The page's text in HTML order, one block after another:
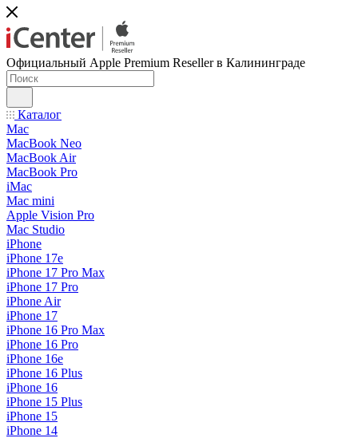
Официальный Apple Premium Reseller в Калининграде
Каталог
Mac
MacBook Neo
MacBook Air
MacBook Pro
iMac
Mac mini
Apple Vision Pro
Mac Studio
iPhone
iPhone 17e
iPhone 17 Pro Max
iPhone 17 Pro
iPhone Air
iPhone 17
iPhone 16 Pro Max
iPhone 16 Pro
iPhone 16e
iPhone 16 Plus
iPhone 16
iPhone 15 Plus
iPhone 15
iPhone 14